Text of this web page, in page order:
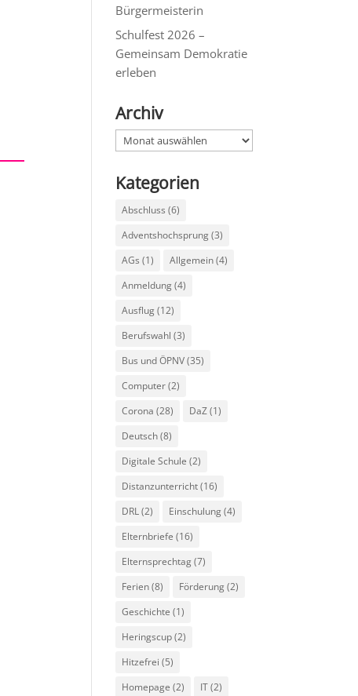
Bürgermeisterin
Schulfest 2026 –
Gemeinsam Demokratie
erleben
Archiv
Archiv
Kategorien
Abschluss (6)
Adventshochsprung(3)
AGs (1) Allgemein(4)
Anmeldung(4)
Ausflug(12)
Berufswahl (3)
Bus und ÖPNV(35)
Computer(2)
Corona (28) DaZ(1)
Deutsch(8)
Digitale Schule (2)
Distanzunterricht(16)
DRL(2) Einschulung(4)
Elternbriefe (16)
Elternsprechtag(7)
Ferien(8) Förderung(2)
Geschichte (1)
Heringscup(2)
Hitzefrei (5)
Homepage (2) IT(2)